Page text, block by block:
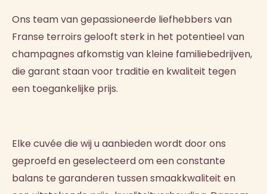
Ons team van gepassioneerde liefhebbers van
Franse terroirs gelooft sterk in het potentieel van
champagnes afkomstig van kleine familiebedrijven,
die garant staan voor traditie en kwaliteit tegen
een toegankelijke prijs.
Elke cuvée die wij u aanbieden wordt door ons
geproefd en geselecteerd om een constante
balans te garanderen tussen smaakkwaliteit en